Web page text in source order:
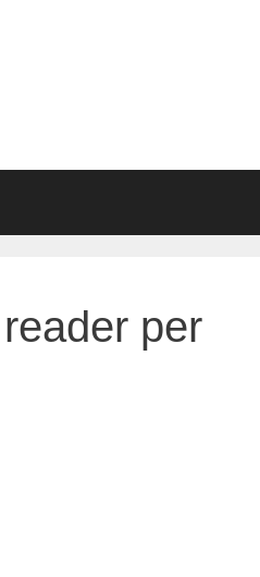
per